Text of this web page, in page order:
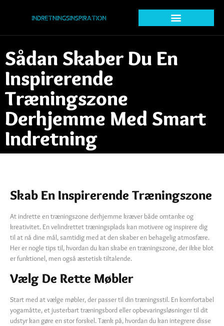
Sådan Skaber Du En
Inspirerende
Træningszone
Derhjemme Med Smart
Indretning
Skab En Inspirerende Træningszone
At indrette en træningszone derhjemme kræver både omtanke og
kreativitet. En velindrettet træningsplads kan motivere og inspirere dig
til at nå dine mål, samtidig med at den skaber en behagelig atmosfære.
Her er nogle tips til, hvordan du kan skabe en træningszone, der ikke blot
er funktionel, men også æstetisk tiltalende.
Vælg De Rette Møbler
Start med at vælge møbler, der passer til din træningsstil. En komfortabel
yogamåtte, et justerbart træningsbord eller opbevaringsløsninger til dit
udstyr kan gøre en stor forskel. Tænk på, hvordan du kan integrere disse